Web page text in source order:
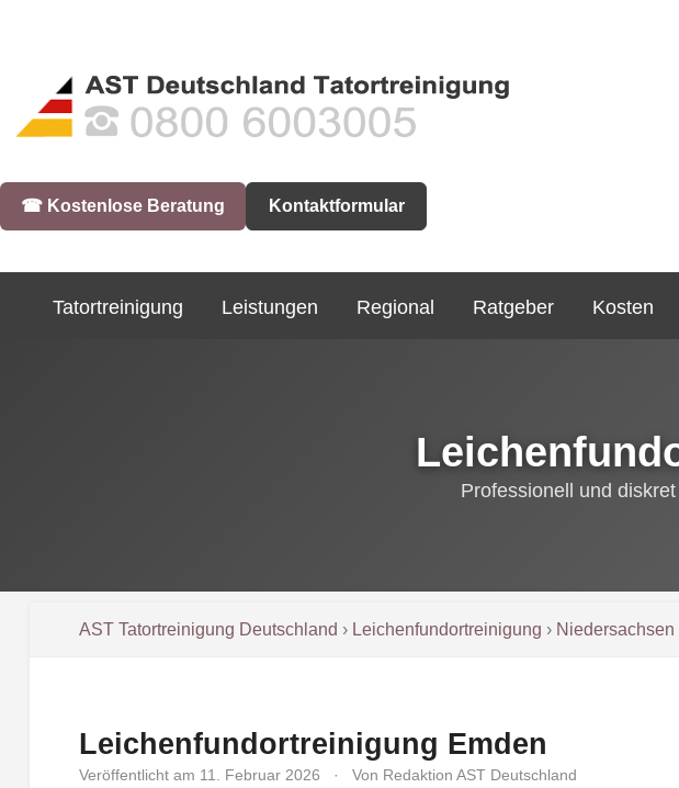
☎︎ Kostenlose Beratung Kontaktformular
Tatortreinigung Leistungen Regional Ratgeber Kosten
Professionell und
AST Tatortreinigung Deutschland › Leichenfundortreinigung › Niedersachsen
Leichenfundortreinigung Emden
Veröffentlicht am 11. Februar 2026 · Von Redaktion AST Deutschland